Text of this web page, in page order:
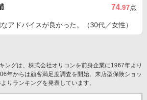
74.97点
アドバイスが良かった。（30代／女性）
ングは、株式会社オリコンを前身企業に1967年より
年からは顧客満足度調査を開始。来店型保険ショッ
りランキングを発表しています。